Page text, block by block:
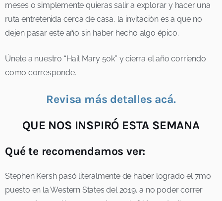
meses o simplemente quieras salir a explorar y hacer una
ruta entretenida cerca de casa, la invitación es a que no
dejen pasar este año sin haber hecho algo épico.
Únete a nuestro “Hail Mary 50k” y cierra el año corriendo
como corresponde.
Revisa más detalles acá.
QUE NOS INSPIRÓ ESTA SEMANA
Qué te recomendamos ver:
Stephen Kersh pasó literalmente de haber logrado el 7mo
puesto en la Western States del 2019, a no poder correr